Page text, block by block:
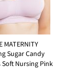
MATERNITY
Sugar Candy
Soft Nursing Pink